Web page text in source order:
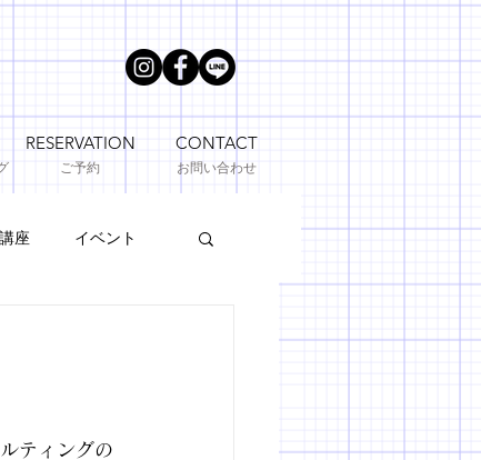
RESERVATION CONTACT
ご予約 お問い合わせ
講座 イベント
ティングの